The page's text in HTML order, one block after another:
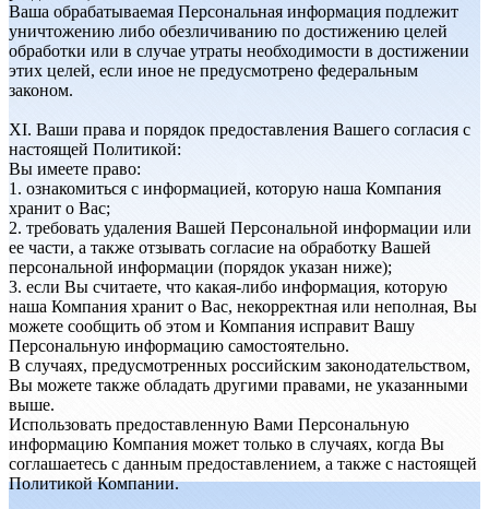
Ваша обрабатываемая Персональная информация подлежит
уничтожению либо обезличиванию по достижению целей
обработки или в случае утраты необходимости в достижении
этих целей, если иное не предусмотрено федеральным
законом.
XI. Ваши права и порядок предоставления Вашего согласия с
настоящей Политикой:
Вы имеете право:
1. ознакомиться с информацией, которую наша Компания
хранит о Вас;
2. требовать удаления Вашей Персональной информации или
ее части, а также отзывать согласие на обработку Вашей
персональной информации (порядок указан ниже);
3. если Вы считаете, что какая-либо информация, которую
наша Компания хранит о Вас, некорректная или неполная, Вы
можете сообщить об этом и Компания исправит Вашу
Персональную информацию самостоятельно.
В случаях, предусмотренных российским законодательством,
Вы можете также обладать другими правами, не указанными
выше.
Использовать предоставленную Вами Персональную
информацию Компания может только в случаях, когда Вы
соглашаетесь с данным предоставлением, а также с настоящей
Политикой Компании.